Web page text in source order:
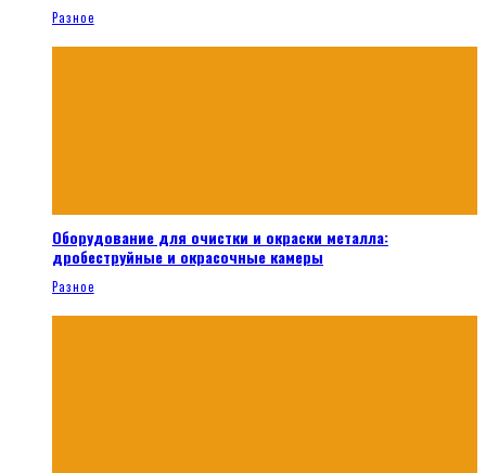
Разное
Оборудование для очистки и окраски металла:
дробеструйные и окрасочные камеры
Разное